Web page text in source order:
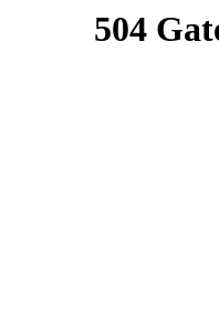
504